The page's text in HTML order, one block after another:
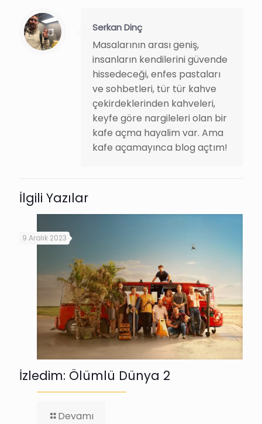
Serkan Dinç
Masalarının arası geniş,
insanların kendilerini güvende
hissedeceği, enfes pastaları
ve sohbetleri, tür tür kahve
çekirdeklerinden kahveleri,
keyfe göre nargileleri olan bir
kafe açma hayalim var. Ama
kafe açamayınca blog açtım!
İlgili Yazılar
9 Aralık 2023
İzledim: Ölümlü Dünya 2
Devamı